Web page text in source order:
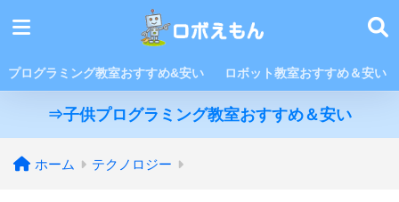
プログラミング教室おすすめ&安い ロボット教室おすすめ＆安い
⇒子供プログラミング教室おすすめ＆安い
ホーム テクノロジー